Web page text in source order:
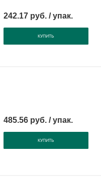
242.17 руб. / упак.
КУПИТЬ
485.56 руб. / упак.
КУПИТЬ